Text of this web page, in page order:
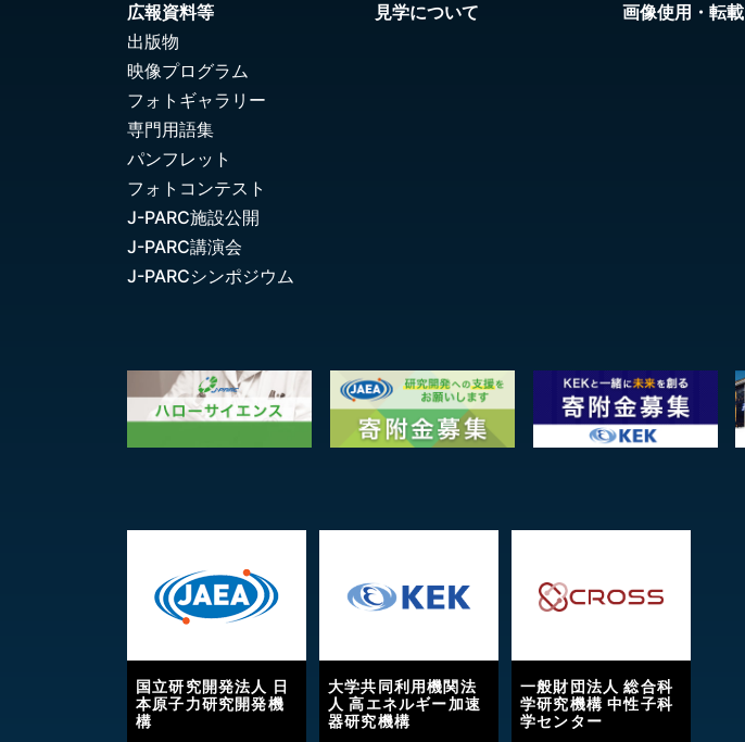
広報資料等
出版物
映像プログラム
フォトギャラリー
専門用語集
パンフレット
フォトコンテスト
J-PARC施設公開
J-PARC講演会
J-PARCシンポジウム
見学について 画像使用・転載
国立研究開発法人 日
本原子力研究開発機
構
大学共同利用機関法
人 高エネルギー加速
器研究機構
一般財団法人 総合科
学研究機構 中性子科
学センター